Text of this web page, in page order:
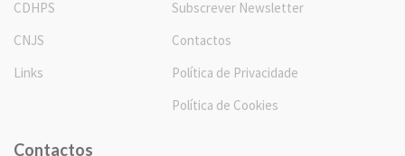
CDHPS
CNJS
Links
Subscrever Newsletter
Contactos
Política de Privacidade
Política de Cookies
Contactos